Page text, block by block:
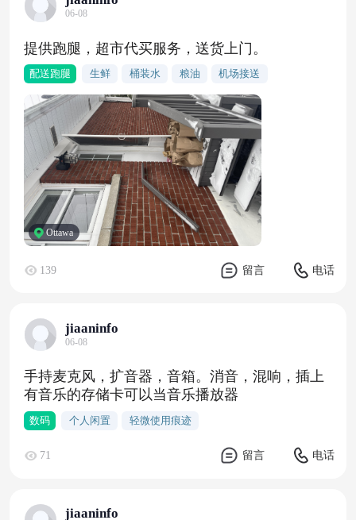
06-08
提供跑腿，超市代买服务，送货上门。
配送跑腿 生鲜 桶装水 粮油 机场接送
Ottawa
139 留言 电话
jiaaninfo
06-08
手持麦克风，扩音器，音箱。消音，混响，插上
有音乐的存储卡可以当音乐播放器
数码 个人闲置 轻微使用痕迹
71 留言 电话
jiaaninfo